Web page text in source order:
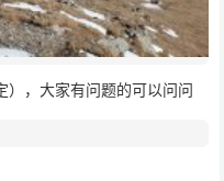
），大家有问题的可以问问